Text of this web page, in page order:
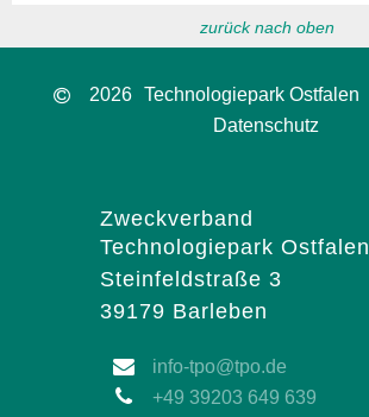
zurück nach oben
2026 Technologiepark Ostfalen
Datenschutz
Zweckverband
Technologiepark Ostfalen
Steinfeldstraße 3
39179 Barleben
info-tpo@tpo.de
+49 39203 649 639